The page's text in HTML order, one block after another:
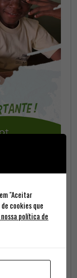
FM
"Aceitar
cookies que
política de